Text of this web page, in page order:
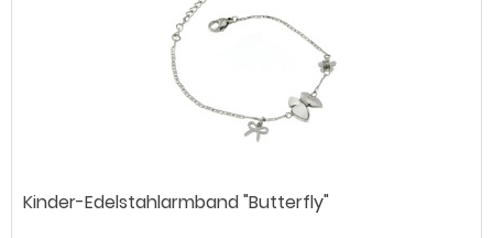
Kinder-Edelstahlarmband "Butterfly"